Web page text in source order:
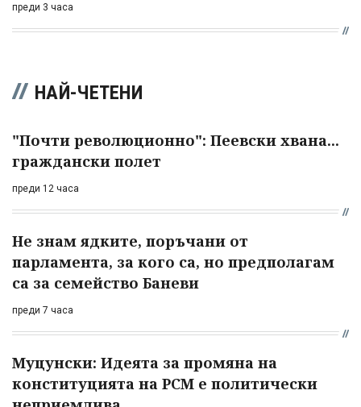
преди 3 часа
НАЙ-ЧЕТЕНИ
"Почти революционно": Пеевски хвана...
граждански полет
преди 12 часа
Не знам ядките, поръчани от
парламента, за кого са, но предполагам
са за семейство Баневи
преди 7 часа
Муцунски: Идеята за промяна на
конституцията на РСМ е политически